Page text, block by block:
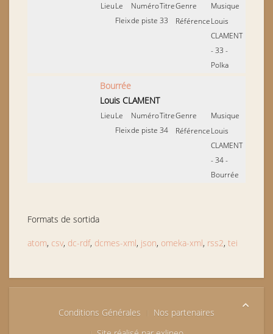
LieuLe
Fleix
Numéro
de piste
Titre
33
Genre
Musique
RéférenceLouis
CLAMENT
- 33 -
Polka
Bourrée
Louis CLAMENT
LieuLe
Fleix
Numéro
de piste
Titre
34
Genre
Musique
RéférenceLouis
CLAMENT
- 34 -
Bourrée
Formats de sortida
atom, csv, dc-rdf, dcmes-xml, json, omeka-xml, rss2, tei
Conditions Générales
Nos partenaires